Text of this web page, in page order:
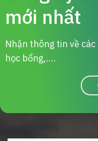
mới nhất
Nhận thông tin về
học bổng,....